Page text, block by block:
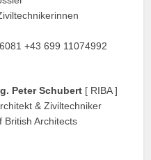
+43 699 11074992
Peter Schubert [ RIBA ]
& Ziviltechniker
British Architects